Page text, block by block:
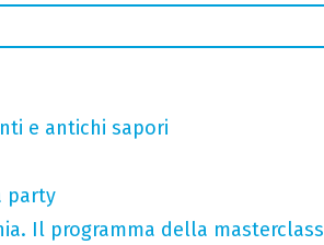
e antichi sapori
party
Il programma della masterclass